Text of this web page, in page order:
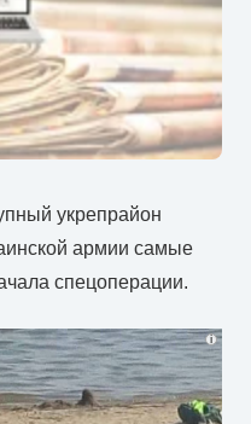
укрепрайон
армии самые
спецоперации.
i